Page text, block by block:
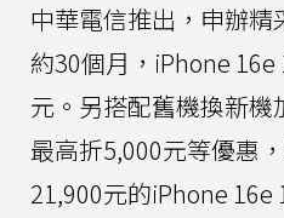
中華電信推出，申辦精
約30個月，iPhone 16e
元。另搭配舊機換新機
最高折5,000元等優惠
21,900元的iPhone 16e